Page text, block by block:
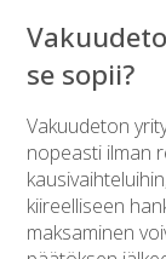
se sopii?
Vakuudeton
nopeasti ilman
kiireelliseen
maksaminen